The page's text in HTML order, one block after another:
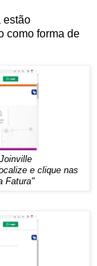
estão
como forma de
e clique nas
Fatura"